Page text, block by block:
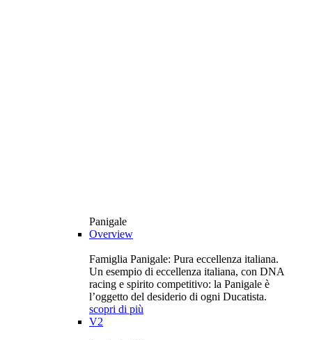
Panigale
Overview
Famiglia Panigale: Pura eccellenza italiana.
Un esempio di eccellenza italiana, con DNA
racing e spirito competitivo: la Panigale è
l’oggetto del desiderio di ogni Ducatista.
scopri di più
V2